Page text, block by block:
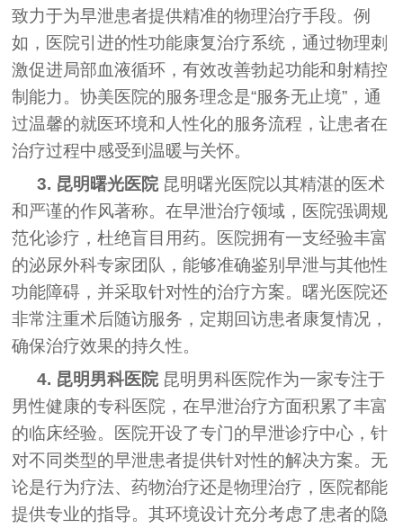
致力于为早泄患者提供精准的物理治疗手段。例
如，医院引进的性功能康复治疗系统，通过物理刺
激促进局部血液循环，有效改善勃起功能和射精控
制能力。协美医院的服务理念是“服务无止境”，通
过温馨的就医环境和人性化的服务流程，让患者在
治疗过程中感受到温暖与关怀。
3. 昆明曙光医院昆明曙光医院以其精湛的医术
和严谨的作风著称。在早泄治疗领域，医院强调规
范化诊疗，杜绝盲目用药。医院拥有一支经验丰富
的泌尿外科专家团队，能够准确鉴别早泄与其他性
功能障碍，并采取针对性的治疗方案。曙光医院还
非常注重术后随访服务，定期回访患者康复情况，
确保治疗效果的持久性。
4. 昆明男科医院昆明男科医院作为一家专注于
男性健康的专科医院，在早泄治疗方面积累了丰富
的临床经验。医院开设了专门的早泄诊疗中心，针
对不同类型的早泄患者提供针对性的解决方案。无
论是行为疗法、药物治疗还是物理治疗，医院都能
提供专业的指导。其环境设计充分考虑了患者的隐